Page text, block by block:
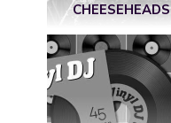
CHEESEHEADS